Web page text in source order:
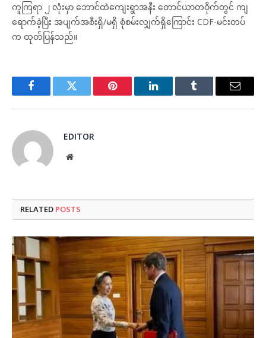
ကူကြရာ ၂ လုံးမှာ ဘောင်ထဲကျေးရွာအနီး တောင်ယာတဝိုက်တွင် ကျ
ရောက်ခဲ့ပြီး အပျက်အစီးရှိ/မရှိ စုံစမ်းလျှက်ရှိကြောင်း CDF-မင်းတပ်
က ထုတ်ပြန်သည်။
FacebookTwitter Pinterest LinkedInTumblr Email
EDITOR
Website
RELATED POSTS